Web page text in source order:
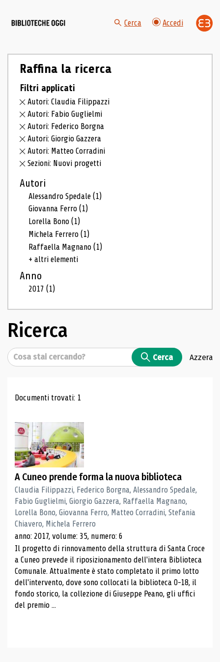
Cerca Accedi
Raffina la ricerca
Filtri applicati
Autori: Claudia Filippazzi
Autori: Fabio Guglielmi
Autori: Federico Borgna
Autori: Giorgio Gazzera
Autori: Matteo Corradini
Sezioni: Nuovi progetti
Autori
Alessandro Spedale(1)
Giovanna Ferro(1)
Lorella Bono(1)
Michela Ferrero(1)
Raffaella Magnano(1)
+ altri elementi
Anno
2017(1)
Ricerca
Cerca Cerca Azzera
Risultati di ricerca
Documenti trovati: 1
A Cuneo prende forma la nuova biblioteca
Claudia Filippazzi, Federico Borgna, Alessandro Spedale,
Fabio Guglielmi, Giorgio Gazzera, Raffaella Magnano,
Lorella Bono, Giovanna Ferro, Matteo Corradini, Stefania
Chiavero, Michela Ferrero
anno: 2017, volume: 35, numero: 6
Il progetto di rinnovamento della struttura di Santa Croce
a Cuneo prevede il riposizionamento dell'intera Biblioteca
Comunale. Attualmente è stato completato il primo lotto
dell'intervento, dove sono collocati la biblioteca 0-18, il
fondo storico, la collezione di Giuseppe Peano, gli uffici
del premio ...